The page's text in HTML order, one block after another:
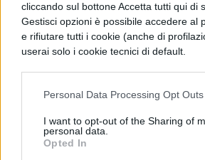
cliccando sul bottone Accetta tutti qui di
Gestisci opzioni è possibile accedere al
e rifiutare tutti i cookie (anche di
userai solo i cookie tecnici di default.
Personal Data Processing Opt Outs
I want to opt-out of the Sharing of
personal data.
Opted In
l’accesso degli esperti
possono entrare nelle
l’approvazione del collegio
specialisti deve fondarsi su
professionali, esperienza
finalità educative coerenti